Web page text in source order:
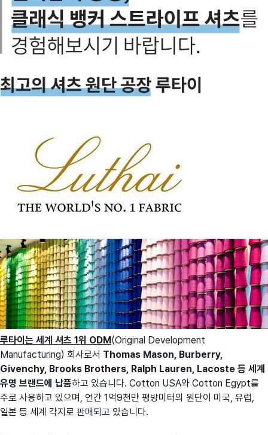
루타이는 세계 셔츠 1위 ODM(Original Development
Manufacturing) 회사로서 Thomas Mason, Burberry,
Givenchy, Brooks Brothers, Ralph Lauren, Lacoste 등 세계
유명 브랜드에 납품하고 있습니다. Cotton USA와 Cotton Egypt를
주로 사용하고 있으며, 연간 1억9천만 평방미터의 원단이 미국, 유럽,
일본 등 세계 각지로 판매되고 있습니다.